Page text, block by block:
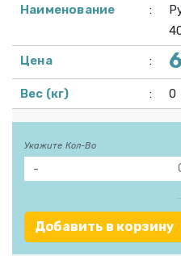
Наименование :
Цена :
Вес (кг) : 0
Укажите Кол-Во
-
Добавить в корзину